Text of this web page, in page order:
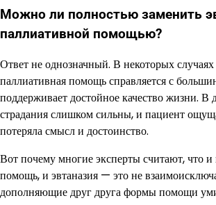
Можно ли полностью заменить
паллиативной помощью?
Ответ не однозначный. В некоторых случаях
паллиативная помощь справляется с
поддерживает достойное качество жизни. В
страдания слишком сильны, и пациент
потеряла смысл и достоинство.
Вот почему многие эксперты считают, что и
помощь, и эвтаназия — это не
дополняющие друг друга формы помощи